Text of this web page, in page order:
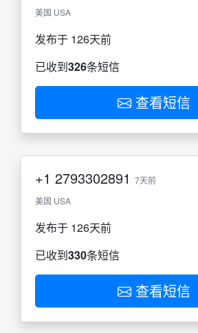
美国 USA
发布于 126天前
已收到326条短信
查看短信
+1 2793302891 7天前
美国 USA
发布于 126天前
已收到330条短信
查看短信